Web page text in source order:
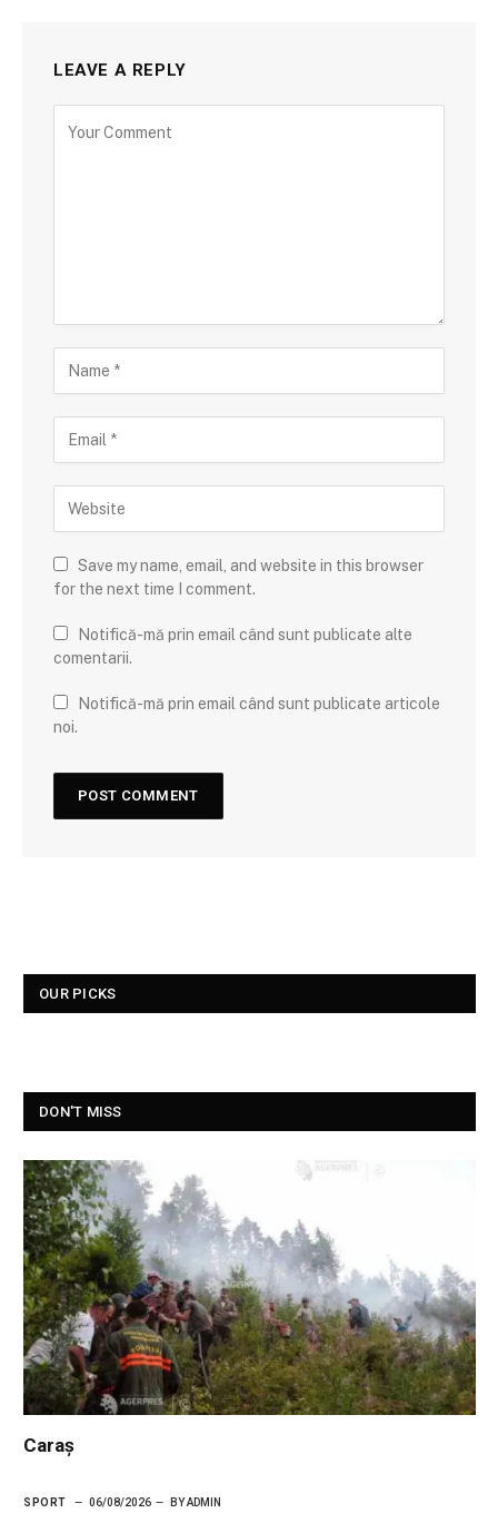
LEAVE A REPLY
Save my name, email, and website in this browser
for the next time I comment.
Notifică-mă prin email când sunt publicate alte
comentarii.
Notifică-mă prin email când sunt publicate articole
noi.
OUR PICKS
DON'T MISS
Caraș
SPORT 06/08/2026 BY ADMIN